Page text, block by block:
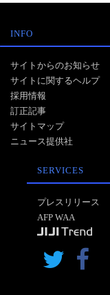
INFO
サイトからのお知らせ
サイトに関するヘルプ
採用情報
訂正記事
サイトマップ
ニュース提供社
SERVICES
プレスリリース
AFP WAA